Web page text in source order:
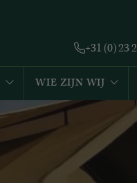
+31 (0) 23
WIE ZIJN WIJ